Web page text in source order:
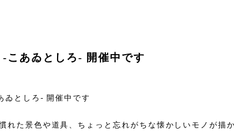
-こあゐとしろ- 開催中です
ゐとしろ- 開催中です
れた景色や道具、ちょっと忘れがちな懐かしいモノが描